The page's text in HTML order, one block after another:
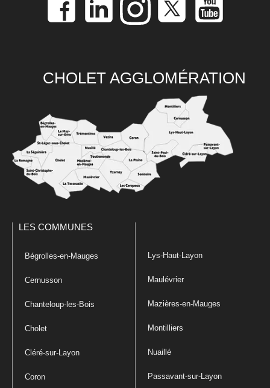
CHOLET AGGLOMÉRATION
LES COMMUNES
Bégrolles-en-Mauges
Cernusson
Chanteloup-les-Bois
Cholet
Cléré-sur-Layon
Coron
Lys-Haut-Layon
Maulévrier
Mazières-en-Mauges
Montilliers
Nuaillé
Passavant-sur-Layon